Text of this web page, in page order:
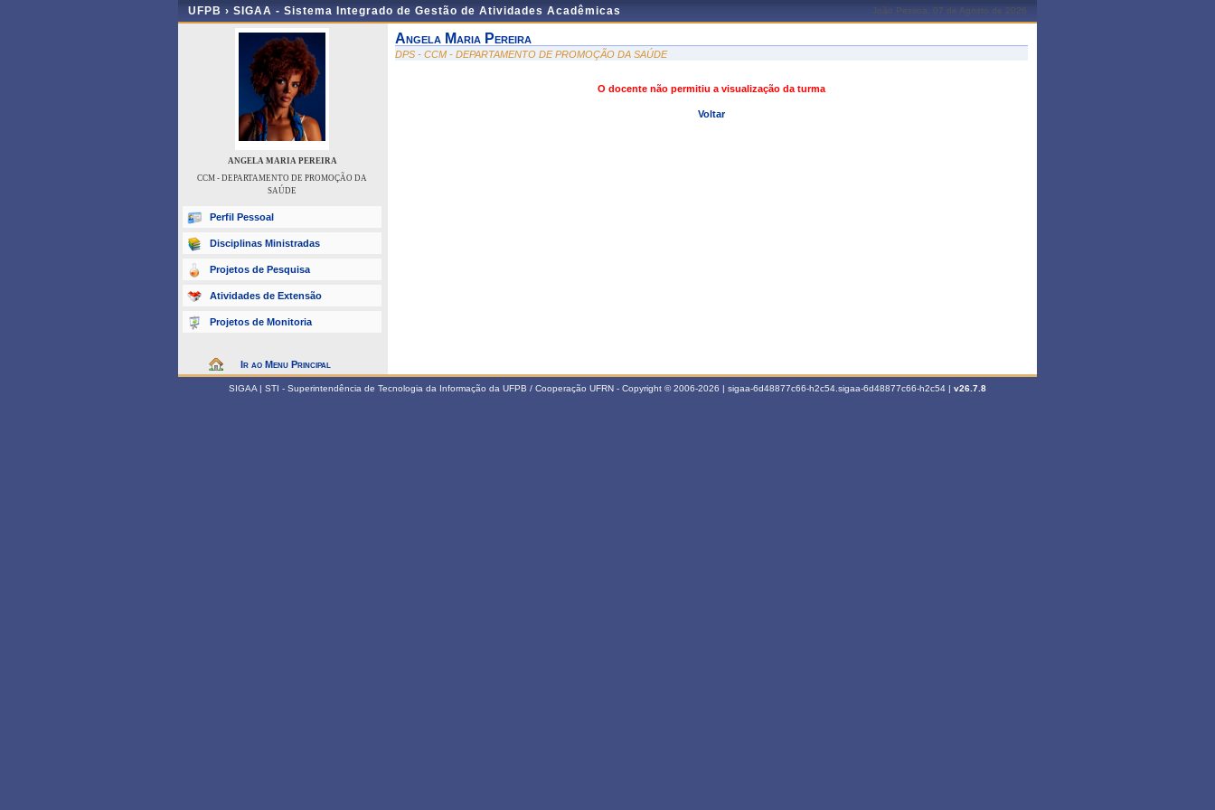
UFPB › SIGAA - Sistema Integrado de Gestão de Atividades Acadêmicas João Pessoa, 07 de Agosto de 2026
ANGELA MARIA PEREIRA
CCM - DEPARTAMENTO DE PROMOÇÃO DA
SAÚDE
Perfil Pessoal
Disciplinas Ministradas
Projetos de Pesquisa
Atividades de Extensão
Projetos de Monitoria
Ir ao Menu Principal
Angela Maria Pereira
DPS - CCM - DEPARTAMENTO DE PROMOÇÃO DA SAÚDE
O docente não permitiu a visualização da turma
Voltar
SIGAA | STI - Superintendência de Tecnologia da Informação da UFPB / Cooperação UFRN - Copyright © 2006-2026 | sigaa-6d48877c66-h2c54.sigaa-6d48877c66-h2c54 | v26.7.8